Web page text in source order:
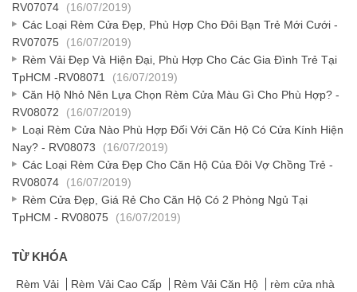
RV07074
(16/07/2019)
Các Loại Rèm Cửa Đẹp, Phù Hợp Cho Đôi Bạn Trẻ Mới Cưới -
RV07075
(16/07/2019)
Rèm Vải Đẹp Và Hiện Đại, Phù Hợp Cho Các Gia Đình Trẻ Tại
TpHCM -RV08071
(16/07/2019)
Căn Hộ Nhỏ Nên Lựa Chọn Rèm Cửa Màu Gì Cho Phù Hợp? -
RV08072
(16/07/2019)
Loại Rèm Cửa Nào Phù Hợp Đối Với Căn Hộ Có Cửa Kính Hiện
Nay? - RV08073
(16/07/2019)
Các Loại Rèm Cửa Đẹp Cho Căn Hộ Của Đôi Vợ Chồng Trẻ -
RV08074
(16/07/2019)
Rèm Cửa Đẹp, Giá Rẻ Cho Căn Hộ Có 2 Phòng Ngủ Tại
TpHCM - RV08075
(16/07/2019)
TỪ KHÓA
Rèm Vải Rèm Vải Cao Cấp Rèm Vải Căn Hộ
rèm cửa nhà